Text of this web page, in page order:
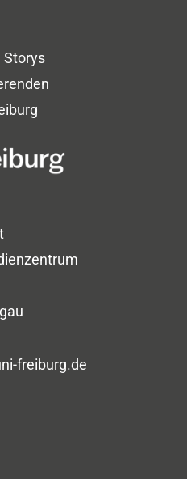
Storys
freiburg.de